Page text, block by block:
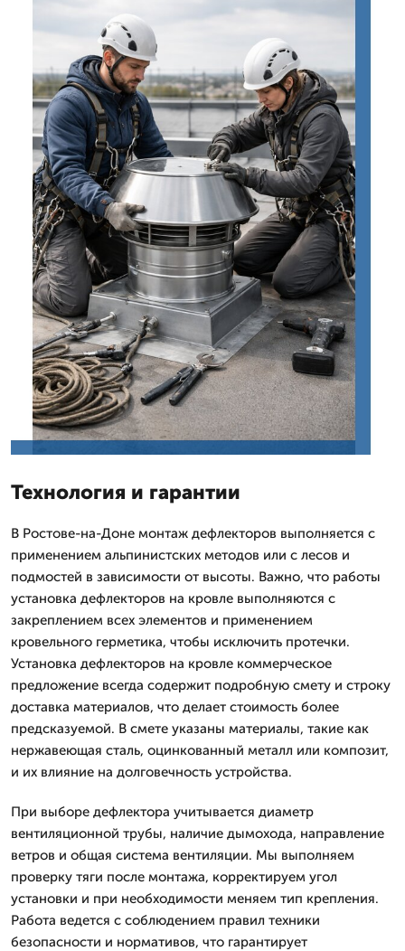
Технология и гарантии
В Ростове-на-Доне монтаж дефлекторов выполняется с
применением альпинистских методов или с лесов и
подмостей в зависимости от высоты. Важно, что работы
установка дефлекторов на кровле выполняются с
закреплением всех элементов и применением
кровельного герметика, чтобы исключить протечки.
Установка дефлекторов на кровле коммерческое
предложение всегда содержит подробную смету и строку
доставка материалов, что делает стоимость более
предсказуемой. В смете указаны материалы, такие как
нержавеющая сталь, оцинкованный металл или композит,
и их влияние на долговечность устройства.
При выборе дефлектора учитывается диаметр
вентиляционной трубы, наличие дымохода, направление
ветров и общая система вентиляции. Мы выполняем
проверку тяги после монтажа, корректируем угол
установки и при необходимости меняем тип крепления.
Работа ведется с соблюдением правил техники
безопасности и нормативов, что гарантирует